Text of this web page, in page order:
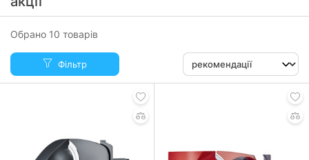
Обрано 10 товарів
Фільтр